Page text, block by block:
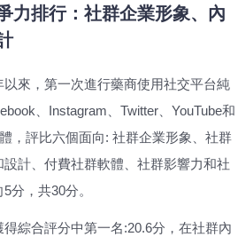
力排行：社群企業形象、內
以來，第一次進行藥商使用社交平台純
、Instagram、Twitter、YouTube和
，評比六個面向: 社群企業形象、社群
計、付費社群軟體、社群影響力和社
分，共30分。
綜合評分中第一名:20.6分，在社群內